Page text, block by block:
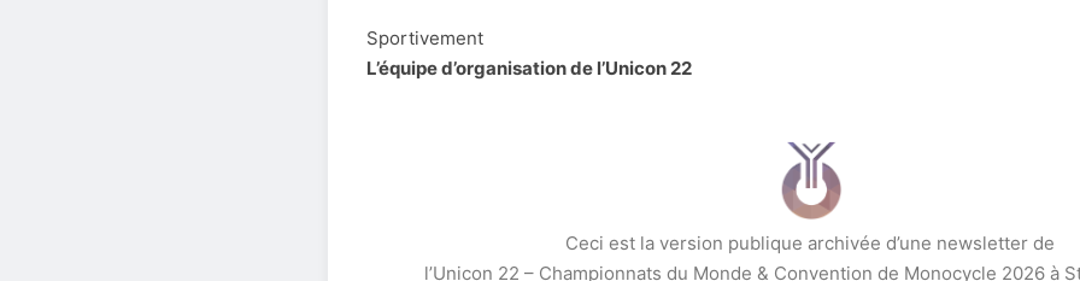
Sportivement
L’équipe d’organisation de l’Unicon 22
Ceci est la version publique archivée d’une newsletter de
l’Unicon 22 – Championnats du Monde & Convention de Monocycle 2026 à